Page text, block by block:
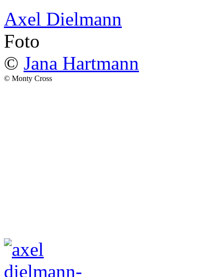
Axel Dielmann
Foto
© Jana Hartmann
© Monty Cross